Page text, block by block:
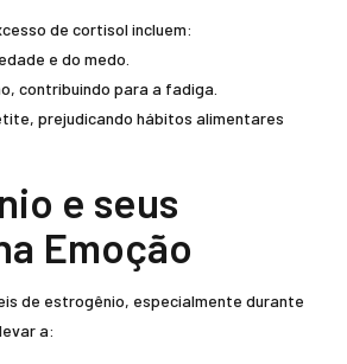
de cortisol incluem:
e do medo.
contribuindo para a fadiga.
prejudicando hábitos alimentares
e seus
Emoção
de estrogênio, especialmente durante
a: